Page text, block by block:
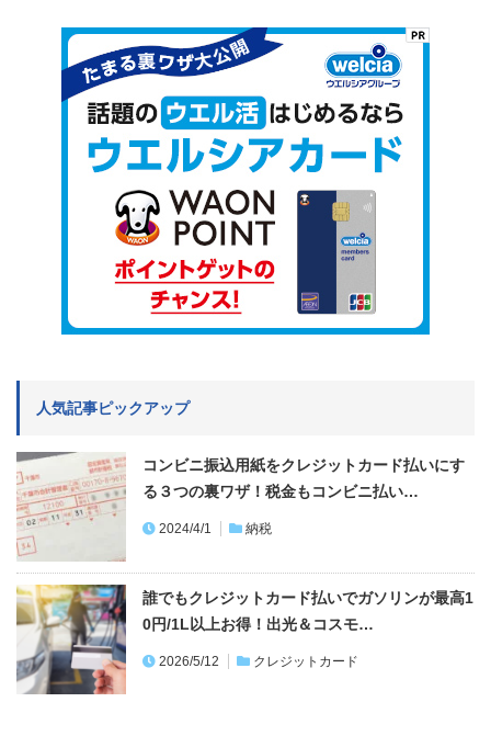
人気記事ピックアップ
コンビニ振込用紙をクレジットカード払いにす
る３つの裏ワザ！税金もコンビニ払い…
2024/4/1 納税
誰でもクレジットカード払いでガソリンが最高1
0円/1L以上お得！出光＆コスモ…
2026/5/12 クレジットカード